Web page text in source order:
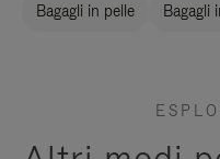
Bagagli in pelle Bagagli